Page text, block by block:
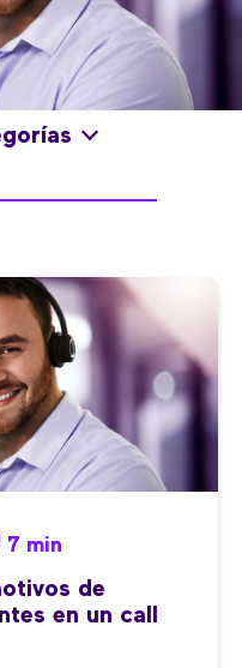
7 min
de
en un call